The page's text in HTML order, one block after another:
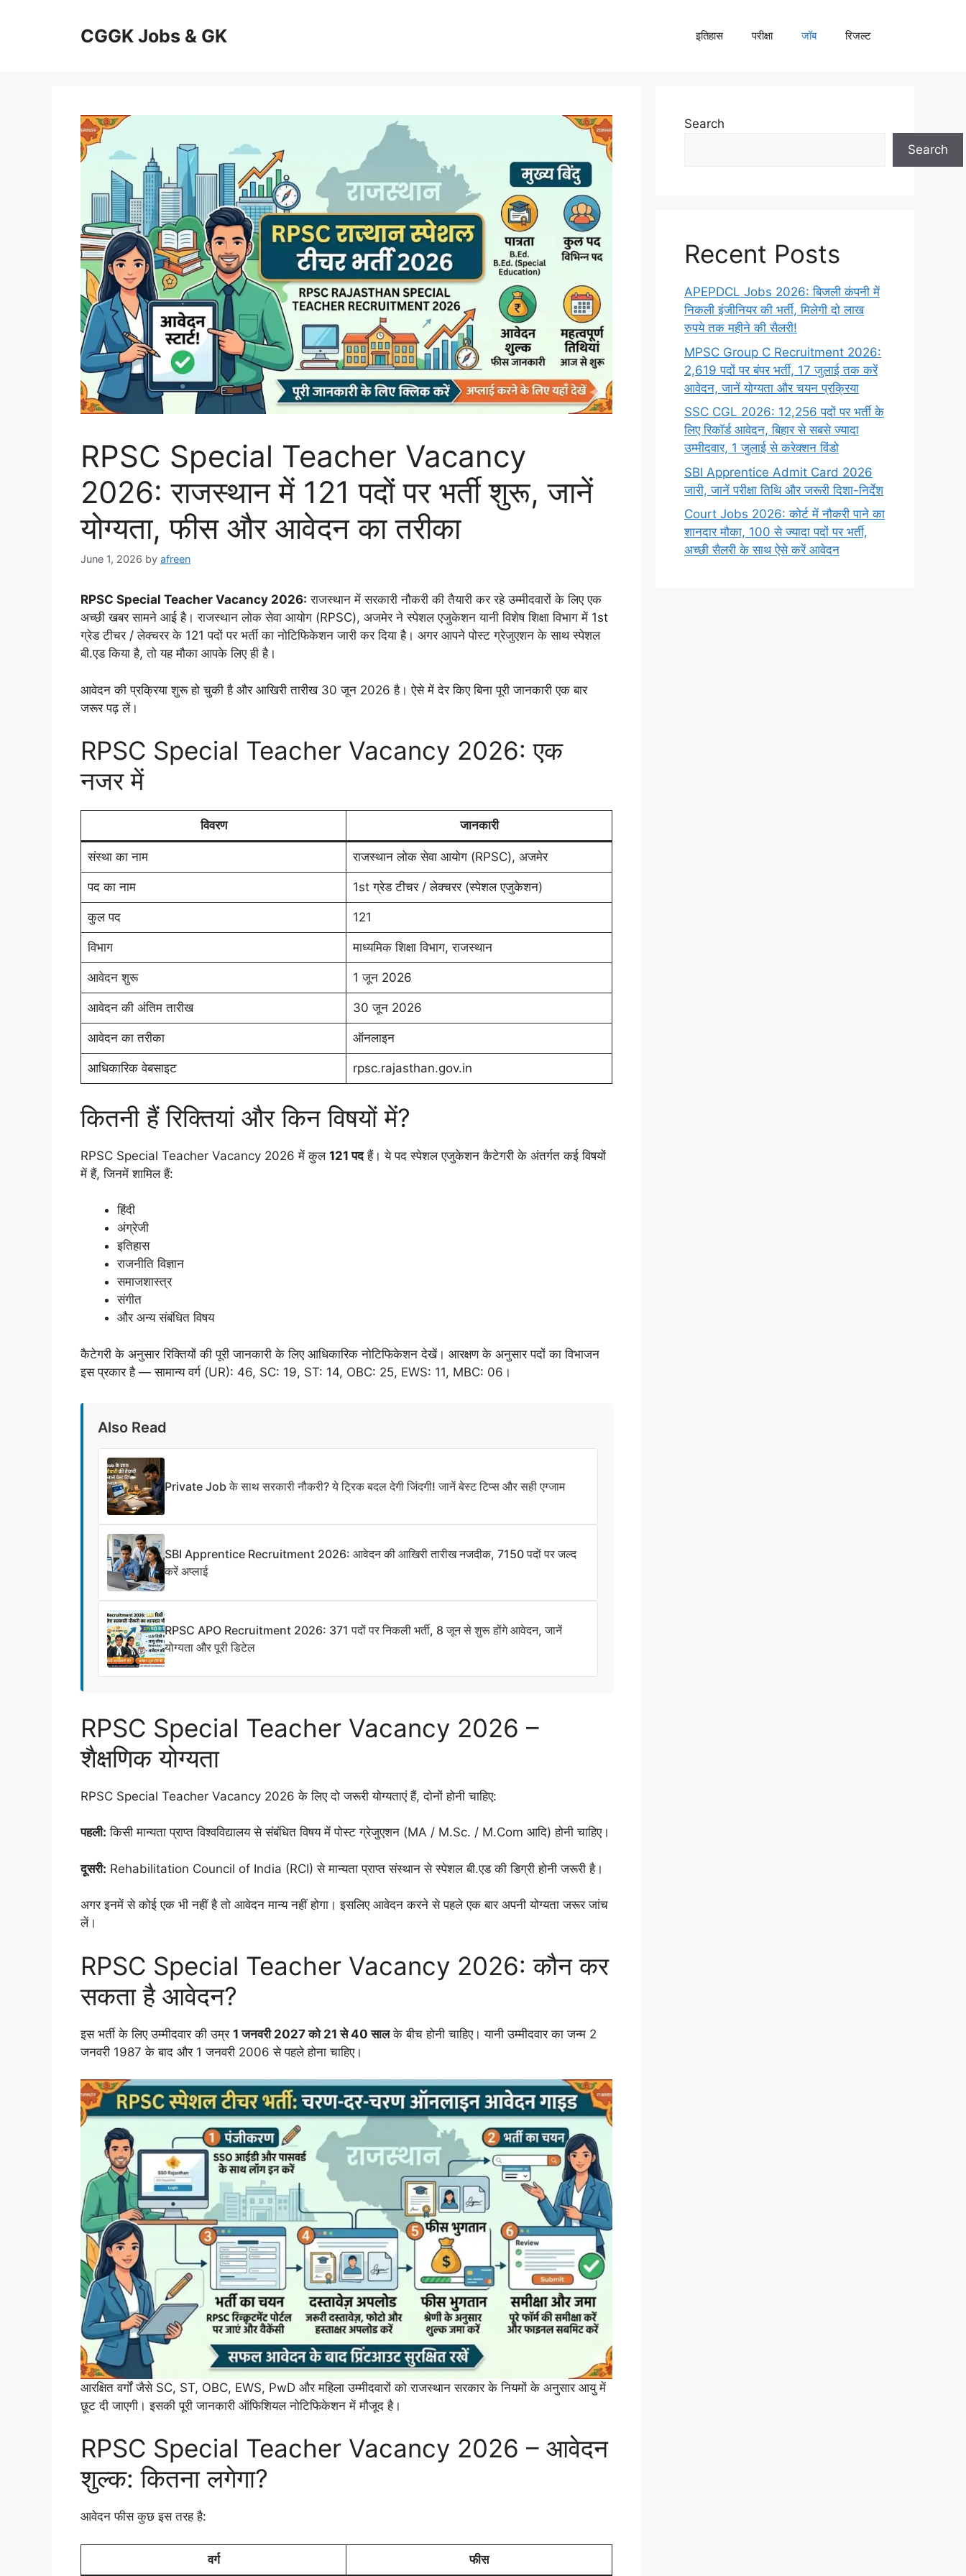
CGGK Jobs & GK इतिहास परीक्षा जॉब रिजल्ट
RPSC Special Teacher Vacancy
2026: राजस्थान में 121 पदों पर भर्ती शुरू, जानें
योग्यता, फीस और आवेदन का तरीका
June 1, 2026 by afreen
RPSC Special Teacher Vacancy 2026: राजस्थान में सरकारी नौकरी की तैयारी कर रहे उम्मीदवारों के लिए एक
अच्छी खबर सामने आई है। राजस्थान लोक सेवा आयोग (RPSC), अजमेर ने स्पेशल एजुकेशन यानी विशेष शिक्षा विभाग में 1st
ग्रेड टीचर / लेक्चरर के 121 पदों पर भर्ती का नोटिफिकेशन जारी कर दिया है। अगर आपने पोस्ट ग्रेजुएशन के साथ स्पेशल
बी.एड किया है, तो यह मौका आपके लिए ही है।
आवेदन की प्रक्रिया शुरू हो चुकी है और आखिरी तारीख 30 जून 2026 है। ऐसे में देर किए बिना पूरी जानकारी एक बार
जरूर पढ़ लें।
RPSC Special Teacher Vacancy 2026: एक
नजर में
विवरण जानकारी
संस्था का नाम राजस्थान लोक सेवा आयोग (RPSC), अजमेर
पद का नाम 1st ग्रेड टीचर / लेक्चरर (स्पेशल एजुकेशन)
कुल पद 121
विभाग माध्यमिक शिक्षा विभाग, राजस्थान
आवेदन शुरू 1 जून 2026
आवेदन की अंतिम तारीख 30 जून 2026
आवेदन का तरीका ऑनलाइन
आधिकारिक वेबसाइट rpsc.rajasthan.gov.in
कितनी हैं रिक्तियां और किन विषयों में?
RPSC Special Teacher Vacancy 2026 में कुल 121 पदहैं। ये पद स्पेशल एजुकेशन कैटेगरी के अंतर्गत कई विषयों
में हैं, जिनमें शामिल हैं:
हिंदी
अंग्रेजी
इतिहास
राजनीति विज्ञान
समाजशास्त्र
संगीत
और अन्य संबंधित विषय
कैटेगरी के अनुसार रिक्तियों की पूरी जानकारी के लिए आधिकारिक नोटिफिकेशन देखें। आरक्षण के अनुसार पदों का विभाजन
इस प्रकार है — सामान्य वर्ग (UR): 46, SC: 19, ST: 14, OBC: 25, EWS: 11, MBC: 06।
Also Read
Private Job के साथ सरकारी नौकरी? ये ट्रिक बदल देगी जिंदगी! जानें बेस्ट टिप्स और सही एग्जाम
SBI Apprentice Recruitment 2026: आवेदन की आखिरी तारीख नजदीक, 7150 पदों पर जल्द
करें अप्लाई
RPSC APO Recruitment 2026: 371 पदों पर निकली भर्ती, 8 जून से शुरू होंगे आवेदन, जानें
योग्यता और पूरी डिटेल
RPSC Special Teacher Vacancy 2026 –
शैक्षणिक योग्यता
RPSC Special Teacher Vacancy 2026 के लिए दो जरूरी योग्यताएं हैं, दोनों होनी चाहिए:
पहली: किसी मान्यता प्राप्त विश्वविद्यालय से संबंधित विषय में पोस्ट ग्रेजुएशन (MA / M.Sc. / M.Com आदि) होनी चाहिए।
दूसरी: Rehabilitation Council of India (RCI) से मान्यता प्राप्त संस्थान से स्पेशल बी.एड की डिग्री होनी जरूरी है।
अगर इनमें से कोई एक भी नहीं है तो आवेदन मान्य नहीं होगा। इसलिए आवेदन करने से पहले एक बार अपनी योग्यता जरूर जांच
लें।
RPSC Special Teacher Vacancy 2026: कौन कर
सकता है आवेदन?
इस भर्ती के लिए उम्मीदवार की उम्र 1 जनवरी 2027 को 21 से 40 सालके बीच होनी चाहिए। यानी उम्मीदवार का जन्म 2
जनवरी 1987 के बाद और 1 जनवरी 2006 से पहले होना चाहिए।
आरक्षित वर्गों जैसे SC, ST, OBC, EWS, PwD और महिला उम्मीदवारों को राजस्थान सरकार के नियमों के अनुसार आयु में
छूट दी जाएगी। इसकी पूरी जानकारी ऑफिशियल नोटिफिकेशन में मौजूद है।
RPSC Special Teacher Vacancy 2026 – आवेदन
शुल्क: कितना लगेगा?
आवेदन फीस कुछ इस तरह है:
वर्ग फीस
Search
Search
Recent Posts
APEPDCL Jobs 2026: बिजली कंपनी में
निकली इंजीनियर की भर्ती, मिलेगी दो लाख
रुपये तक महीने की सैलरी!
MPSC Group C Recruitment 2026:
2,619 पदों पर बंपर भर्ती, 17 जुलाई तक करें
आवेदन, जानें योग्यता और चयन प्रक्रिया
SSC CGL 2026: 12,256 पदों पर भर्ती के
लिए रिकॉर्ड आवेदन, बिहार से सबसे ज्यादा
उम्मीदवार, 1 जुलाई से करेक्शन विंडो
SBI Apprentice Admit Card 2026
जारी, जानें परीक्षा तिथि और जरूरी दिशा-निर्देश
Court Jobs 2026: कोर्ट में नौकरी पाने का
शानदार मौका, 100 से ज्यादा पदों पर भर्ती,
अच्छी सैलरी के साथ ऐसे करें आवेदन